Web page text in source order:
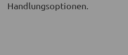
Handlungsoptionen.